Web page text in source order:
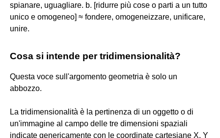
spianare, uguagliare. b. [ridurre più cose o parti a un tutto
unico e omogeneo] ≈ fondere, omogeneizzare, unificare,
unire.
Cosa si intende per tridimensionalità?
Questa voce sull'argomento geometria è solo un
abbozzo.
La tridimensionalità è la pertinenza di un oggetto o di
un'immagine al campo delle tre dimensioni spaziali
indicate genericamente con le coordinate cartesiane X, Y